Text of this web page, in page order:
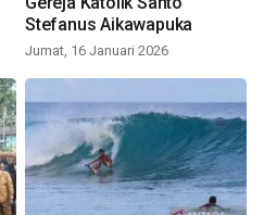
Stefanus Aikawapuka
Jumat, 16 Januari 2026